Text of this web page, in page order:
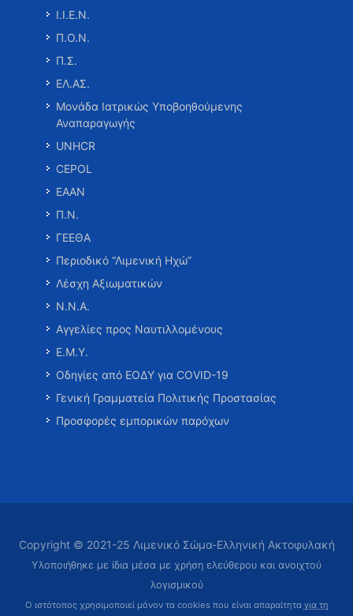
Ι.Ι.Ε.Ν.
Π.Ο.Ν.
Π.Σ.
ΕΛ.ΑΣ.
Μονάδα Ιατρικώς Υποβοηθούμενης
Αναπαραγωγής
UNHCR
CEPOL
ΕΑΑΝ
Π.Ν.
ΓΕΕΘΑ
Περιοδικό “Λιμενική Ηχώ”
Λέσχη Αξιωματικών
Ν.Ν.Α.
Αγγελίες προς Ναυτιλλομένους
Ε.Μ.Υ.
Οδηγίες από ΕΟΔΥ για COVID-19
Γενική Γραμματεία Πολιτικής Προστασίας
Προσφορές εμπορικών παρόχων
Copyright © 2021-25 Λιμενικό Σώμα-Ελληνική Ακτοφυλακή
Υλοποιήθηκε με ίδια μέσα με χρήση ελεύθερου και ανοιχτού
λογισμικού
Ο ιστότοπος χρησιμοποιεί μόνον τα cookies που είναι απαραίτητα για τη